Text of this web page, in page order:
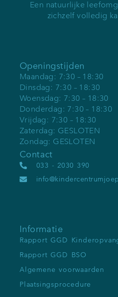
Een natuurlijke
zichzelf volledig
Openingstijden
Maandag: 7:30 – 18:30
Dinsdag: 7:30 – 18:30
Woensdag: 7:30 – 18:30
Donderdag: 7:30 – 18:30
Vrijdag: 7:30 – 18:30
Zaterdag: GESLOTEN
Zondag: GESLOTEN
Contact
033 - 2030 390
Informatie
Rapport GGD
Rapport GGD BSO
Algemene voorwaarden
Plaatsingsprocedure